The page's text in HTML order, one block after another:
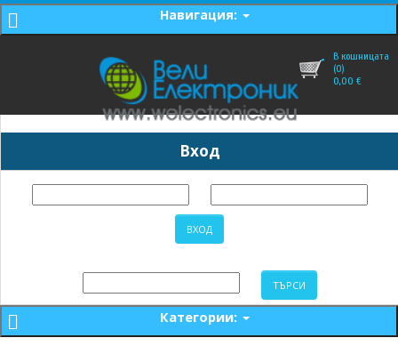
Навигация:
В кошницата
(0)
0,00 €
Вход
Категории: